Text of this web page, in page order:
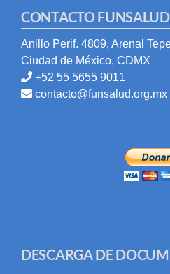
CONTACTO FUNSALUD
Anillo Perif. 4809, Arenal
Ciudad de México, CDMX
+52 55 5655 9011
contacto@funsalud.org.mx
DESCARGA DE